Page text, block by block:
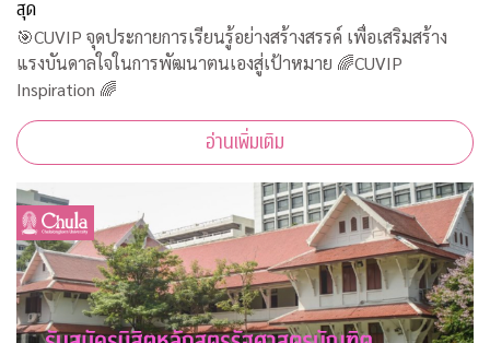
สุด
🎯CUVIP จุดประกายการเรียนรู้อย่างสร้างสรรค์ เพื่อเสริมสร้าง
แรงบันดาลใจในการพัฒนาตนเองสู่เป้าหมาย 🌈CUVIP
Inspiration 🌈
อ่านเพิ่มเติม